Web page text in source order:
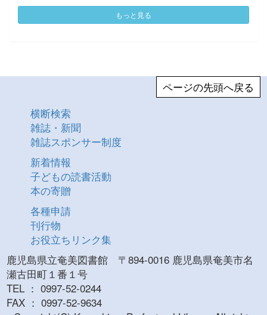
もっと見る
ページの先頭へ戻る
横断検索
雑誌・新聞
雑誌スポンサー制度
新着情報
子どもの読書活動
本の寄贈
各種申請
刊行物
お役立ちリンク集
鹿児島県立奄美図書館 〒894-0016 鹿児島県奄美市名
瀬古田町１番１号
TEL ： 0997-52-0244
FAX ： 0997-52-9634